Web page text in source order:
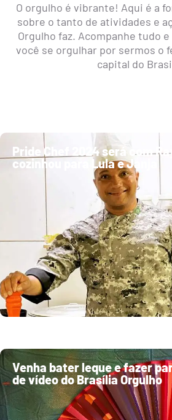
O orgulho é vibrante! Aqui é a
sobre o tanto de atividades e
Orgulho faz. Acompanhe tudo
você se orgulhar por sermos o
capital do
Pride Chef 2024 será com
cozinhou para Lula e Janja
Venha bater leque e fazer
de vídeo do Brasília Orgulho